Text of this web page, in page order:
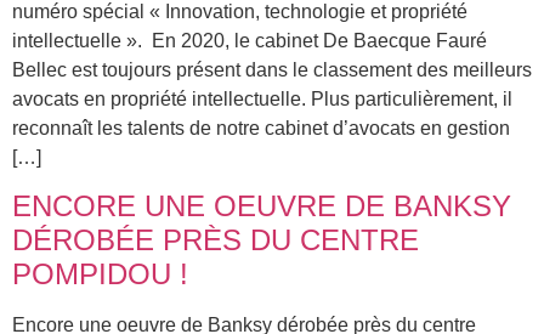
numéro spécial « Innovation, technologie et propriété
intellectuelle ». En 2020, le cabinet De Baecque Fauré
Bellec est toujours présent dans le classement des meilleurs
avocats en propriété intellectuelle. Plus particulièrement, il
reconnaît les talents de notre cabinet d’avocats en gestion
[…]
ENCORE UNE OEUVRE DE BANKSY
DÉROBÉE PRÈS DU CENTRE
POMPIDOU !
Encore une oeuvre de Banksy dérobée près du centre